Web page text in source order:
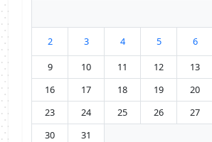
2 3 4 5 6
9
10 11 12 13
16
17 18 19 20
23
24 25 26 27
30
31